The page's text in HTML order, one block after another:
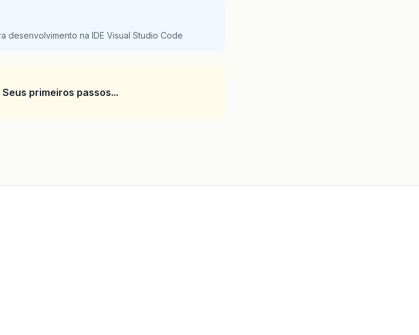
desenvolvimento na IDE Visual Studio Code
primeiros passos...